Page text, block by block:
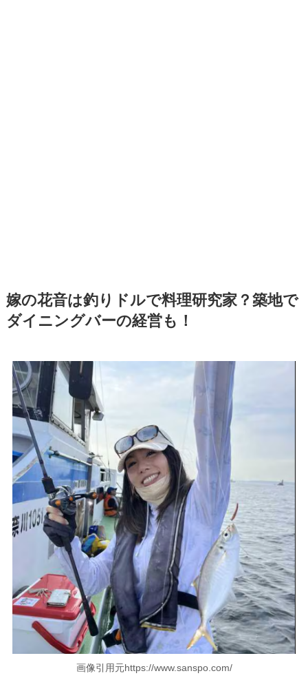
嫁の花音は釣りドルで料理研究家？築地で
ダイニングバーの経営も！
画像引用元https://www.sanspo.com/